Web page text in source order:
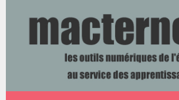
MACTERNELLE
LES OUTILS NUMÉRIQUES DE